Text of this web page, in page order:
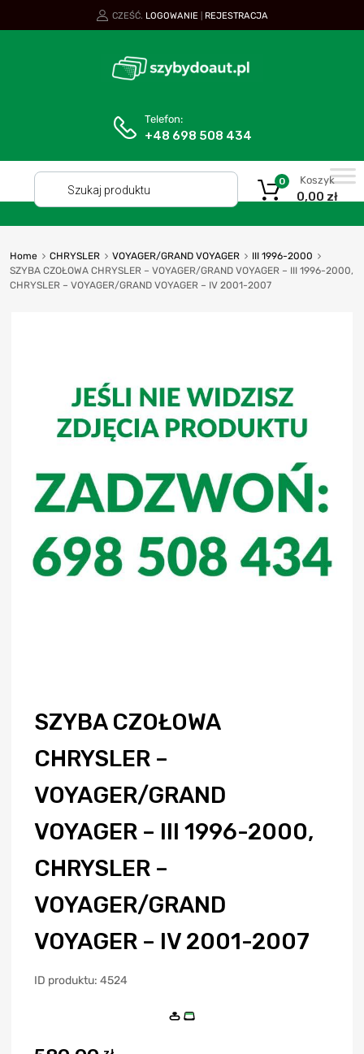
CZEŚĆ. LOGOWANIE REJESTRACJA
Telefon:
+48 698 508 434
Koszyk
0,00 zł
0
Home CHRYSLER VOYAGER/GRAND VOYAGER
III 1996-2000
SZYBA CZOŁOWA CHRYSLER – VOYAGER/GRAND VOYAGER – III 1996-2000,
CHRYSLER – VOYAGER/GRAND VOYAGER – IV 2001-2007
SZYBA CZOŁOWA
CHRYSLER –
VOYAGER/GRAND
VOYAGER – III 1996-2000,
CHRYSLER –
VOYAGER/GRAND
VOYAGER – IV 2001-2007
ID produktu: 4524